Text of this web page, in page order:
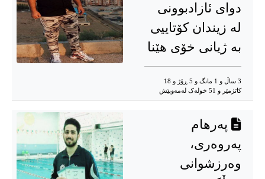
دوای ئازادبوونی
لە زیندان کۆتاییی
بە ژیانی خۆی هێنا
3 ساڵ و 1 مانگ و 5 ڕۆژ و 18
کاتژمێر و 51 خوله‌ک له‌مه‌وپێش‌
پەرهام
پەروەری،
وەرزشوانی